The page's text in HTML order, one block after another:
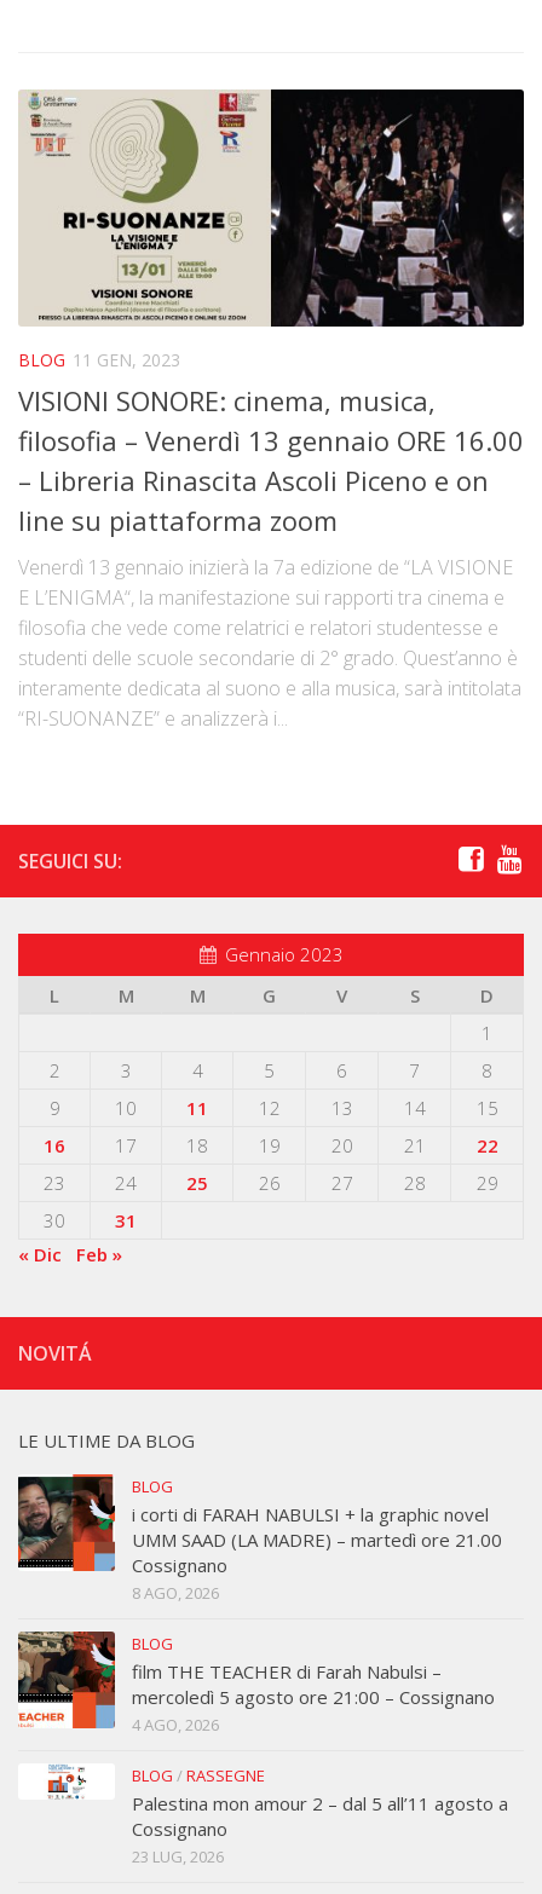
BLOG 11 GEN, 2023
VISIONI SONORE: cinema, musica,
filosofia – Venerdì 13 gennaio ORE 16.00
– Libreria Rinascita Ascoli Piceno e on
line su piattaforma zoom
Venerdì 13 gennaio inizierà la 7a edizione de “LA VISIONE
E L’ENIGMA“, la manifestazione sui rapporti tra cinema e
filosofia che vede come relatrici e relatori studentesse e
studenti delle scuole secondarie di 2° grado. Quest’anno è
interamente dedicata al suono e alla musica, sarà intitolata
“RI-SUONANZE” e analizzerà i...
SEGUICI SU:
Gennaio 2023
L
M M G V S
D
1
2
3 4 5 6 7
8
9
10 11 12 13 14
15
16
17 18 19 20 21
22
23
24 25 26 27 28
29
30
31
« Dic
Feb »
NOVITÁ
LE ULTIME DA BLOG
BLOG
i corti di FARAH NABULSI + la graphic novel
UMM SAAD (LA MADRE) – martedì ore 21.00
Cossignano
8 AGO, 2026
BLOG
film THE TEACHER di Farah Nabulsi –
mercoledì 5 agosto ore 21:00 – Cossignano
4 AGO, 2026
BLOG /RASSEGNE
Palestina mon amour 2 – dal 5 all’11 agosto a
Cossignano
23 LUG, 2026